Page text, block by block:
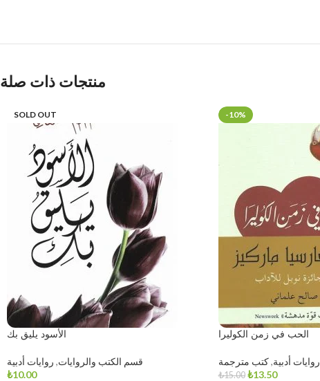
منتجات ذات صلة
SOLD OUT
الأسود يليق بك
قسم الكتب والروايات, روايات أدبية
₺10.00
-10%
الحب في زمن الكوليرا
روايات أدبية, كتب مترجمة
₺15.00 ₺13.50